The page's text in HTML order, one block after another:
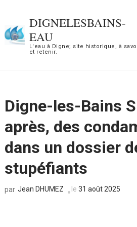
contenu
(Pressez
DIGNELESBAINS-
EAU
L'eau à Digne; site historique, à
et retenir.
Digne-les-Bains
après, des
dans un dossier
stupéfiants
par Jean DHUMEZ le 31 août 2025